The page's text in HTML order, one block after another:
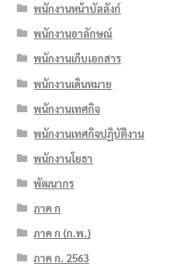
พนักงานหน้าบัลลังก์
พนักงานอาลักษณ์
พนักงานเก็บเอกสาร
พนักงานเดินหมาย
พนักงานเทศกิจ
พนักงานเทศกิจปฏิบัติงาน
พนักงานโยธา
พัฒนากร
ภาค ก
ภาค ก (ก.พ.)
ภาค ก. 2563